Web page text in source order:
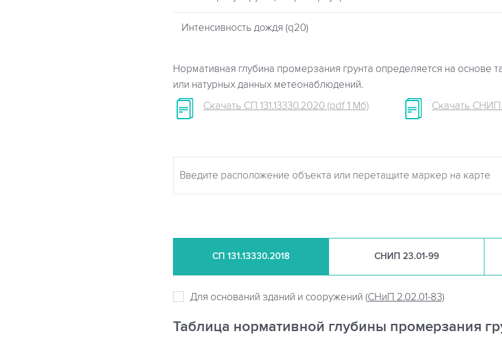
Интенсивность дождя (q20)
Нормативная глубина промерзания грунта определяется на основе
или натурных данных метеонаблюдений.
Скачать СП 131.13330.2020 (pdf 1 Мб)
Скачать СНИП
СП 131.13330.2018 СНИП 23.01-99
Для оснований зданий и сооружений (СНиП 2.02.01-83)
Таблица нормативной глубины промерзания